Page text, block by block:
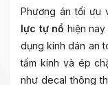
Phương án tối ưu
lực tự nổ hiện
dụng kính dán an
tấm kính và ép
như decal thông